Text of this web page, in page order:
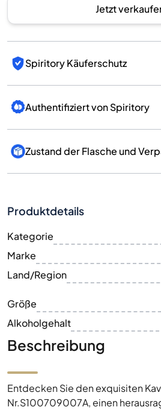
Jetzt
Spiritory Käuferschutz
Authentifiziert von Spiritory
Zustand der Flasche und
Produktdetails
Kategorie
Marke
Land/Region
Größe
Alkoholgehalt
Beschreibung
Entdecken Sie den exquisiten
Nr.S100709007A, einen